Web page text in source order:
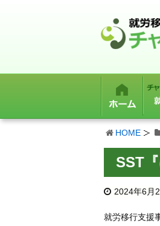
HOME
SST
2024年6月
就労移行支援